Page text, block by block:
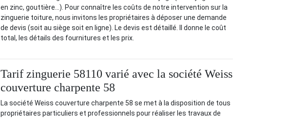
en zinc, gouttière…). Pour connaître les coûts de notre intervention sur la
zinguerie toiture, nous invitons les propriétaires à déposer une demande
de devis (soit au siège soit en ligne). Le devis est détaillé. Il donne le coût
total, les détails des fournitures et les prix.
Tarif zinguerie 58110 varié avec la société Weiss
couverture charpente 58
La société Weiss couverture charpente 58 se met à la disposition de tous
propriétaires particuliers et professionnels pour réaliser les travaux de